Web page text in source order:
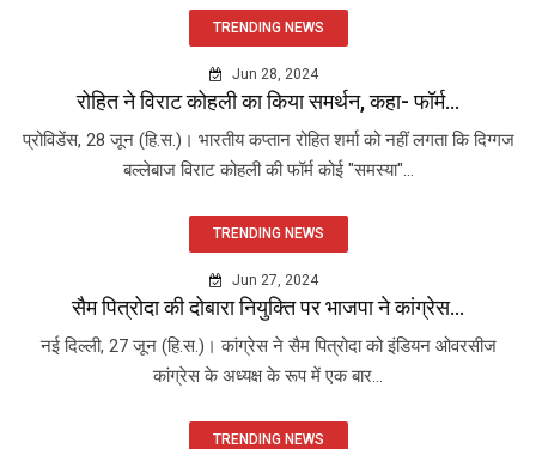
TRENDING NEWS
Jun 28, 2024
रोहित ने विराट कोहली का किया समर्थन, कहा- फॉर्म...
प्रोविडेंस, 28 जून (हि.स.)। भारतीय कप्तान रोहित शर्मा को नहीं लगता कि दिग्गज
बल्लेबाज विराट कोहली की फॉर्म कोई "समस्या"...
TRENDING NEWS
Jun 27, 2024
सैम पित्रोदा की दोबारा नियुक्ति पर भाजपा ने कांग्रेस...
नई दिल्ली, 27 जून (हि.स.)। कांग्रेस ने सैम पित्रोदा को इंडियन ओवरसीज
कांग्रेस के अध्यक्ष के रूप में एक बार...
TRENDING NEWS